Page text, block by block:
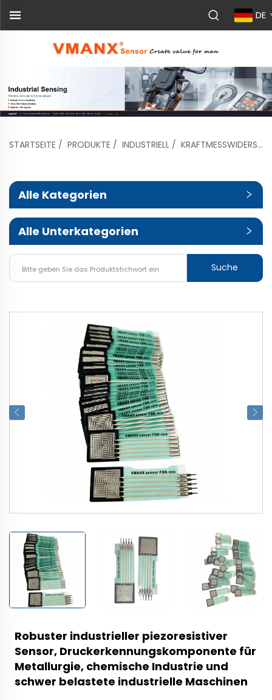
DE
STARTSEITE / PRODUKTE / INDUSTRIELL / KRAFTMESSWIDERSTAND
Alle Kategorien
Alle Unterkategorien
Suche
Robuster industrieller piezoresistiver
Sensor, Druckerkennungskomponente für
Metallurgie, chemische Industrie und
schwer belastete industrielle Maschinen